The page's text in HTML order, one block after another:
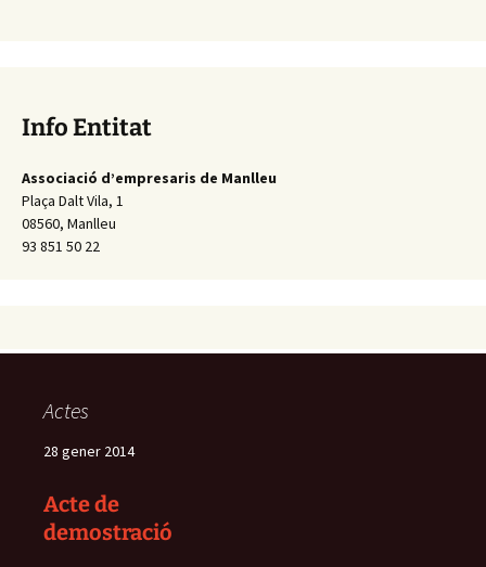
Info Entitat
Associació d’empresaris de Manlleu
Plaça Dalt Vila, 1
08560, Manlleu
93 851 50 22
Actes
28 gener 2014
Acte de
demostració